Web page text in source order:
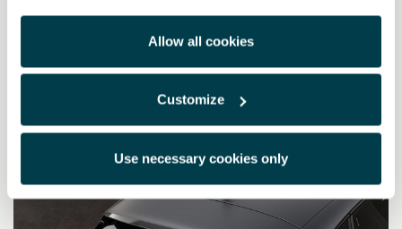
Allow all cookies
Customize
Use necessary cookies only
5FA064205 9DG
Pedales Dark aluminium (automático)